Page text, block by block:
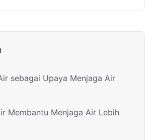
sebagai Upaya Menjaga Air
Membantu Menjaga Air Lebih